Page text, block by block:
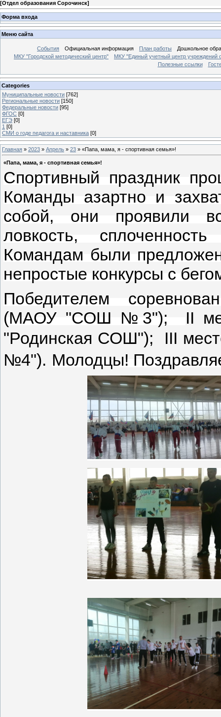
[Отдел образования Сорочинск]
Форма входа
Меню сайта
События Официальная информация План работы
Дошкольное
МКУ "Городской методический центр"
МКУ "Единый учетный центр учреждений
Полезные ссылки
Categories
Муниципальные новости [762]
Региональные новости [150]
Федеральные новости [95]
ФГОС [0]
ЕГЭ [0]
1 [0]
СМИ о годе педагога и наставника [0]
Главная » 2023 » Апрель » 23 » «Папа, мама, я - спортивная семья»!
«Папа, мама, я - спортивная семья»!
Спортивный праздник
Команды азартно и
собой, они проявили
ловкость,
Командам были
непростые конкурсы с
Победителем
(МАОУ "СОШ №3"); II
"Родинская СОШ"); III
№4"). Молодцы!